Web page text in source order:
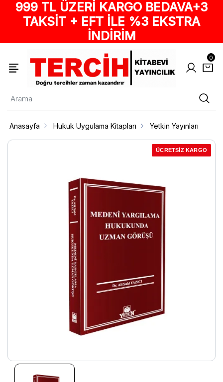
999 TL ÜZERİ KARGO BEDAVA+3
TAKSİT + EFT İLE %3 EKSTRA
İNDİRİM
0
Anasayfa Hukuk Uygulama Kitapları Yetkin Yayınları
ÜCRETSİZ KARGO